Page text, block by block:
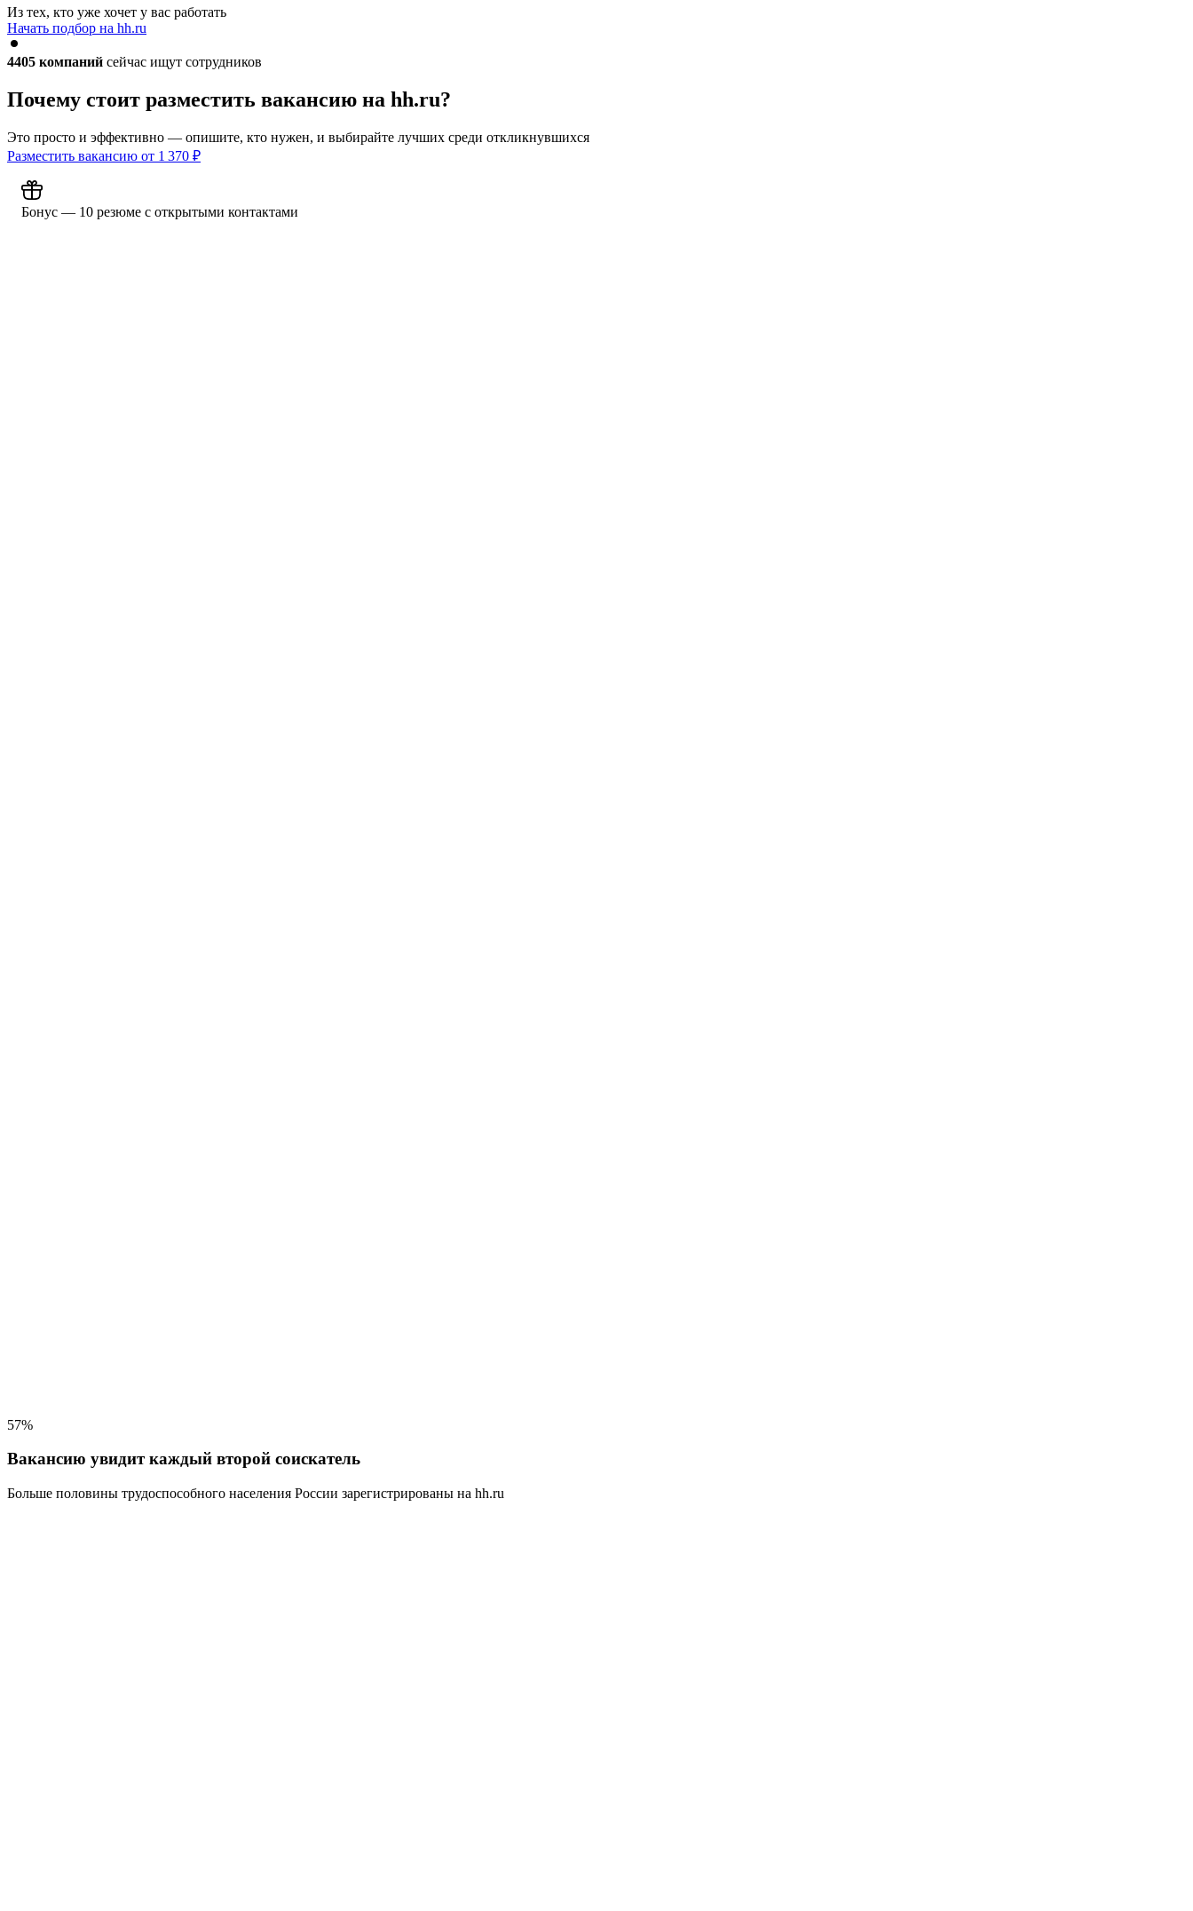
Из тех, кто уже хочет у вас работать
Начать подбор на hh.ru
4405 компаний сейчас ищут сотрудников
Почему стоит разместить вакансию на hh.ru?
Это просто и эффективно — опишите, кто нужен, и выбирайте лучших среди откликнувшихся
Разместить вакансию от 1 370 ₽
Бонус — 10 резюме с открытыми контактами
57%
Вакансию увидит каждый второй соискатель
Больше половины трудоспособного населения России зарегистрированы на hh.ru